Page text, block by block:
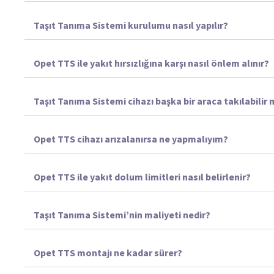
Taşıt Tanıma Sistemi kurulumu nasıl yapılır?
Opet TTS ile yakıt hırsızlığına karşı nasıl önlem alınır?
Taşıt Tanıma Sistemi cihazı başka bir araca takılabilir
Opet TTS cihazı arızalanırsa ne yapmalıyım?
Opet TTS ile yakıt dolum limitleri nasıl belirlenir?
Taşıt Tanıma Sistemi’nin maliyeti nedir?
Opet TTS montajı ne kadar sürer?